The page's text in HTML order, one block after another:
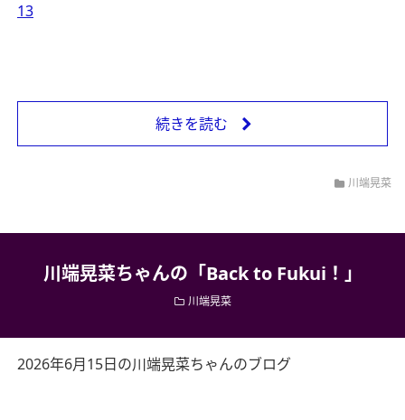
13
続きを読む
川端晃菜
川端晃菜ちゃんの「Back to Fukui！」
川端晃菜
2026年6月15日の川端晃菜ちゃんのブログ